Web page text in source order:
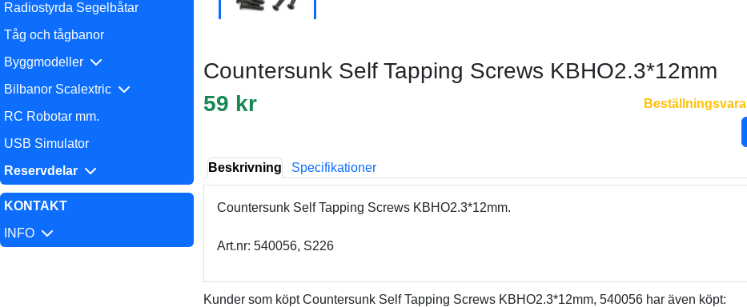
Radiostyrda Segelbåtar
Tåg och tågbanor
Byggmodeller
Bilbanor Scalextric
RC Robotar mm.
USB Simulator
Reservdelar
KONTAKT
INFO
Countersunk Self Tapping Screws KBHO2.3*12mm
59 kr
Beställningsvara
Beskrivning Specifikationer
Countersunk Self Tapping Screws KBHO2.3*12mm.
Art.nr: 540056, S226
Kunder som köpt Countersunk Self Tapping Screws KBHO2.3*12mm, 540056 har även köpt: